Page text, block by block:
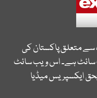
سے متعلق پاکستان کی
سائٹ ہے۔ اس ویب سائٹ
ایکسپریس میڈیا